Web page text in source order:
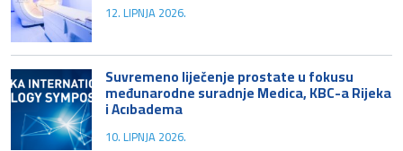
12. LIPNJA 2026.
Suvremeno liječenje prostate u fokusu
međunarodne suradnje Medica, KBC-a Rijeka
i Acıbadema
10. LIPNJA 2026.